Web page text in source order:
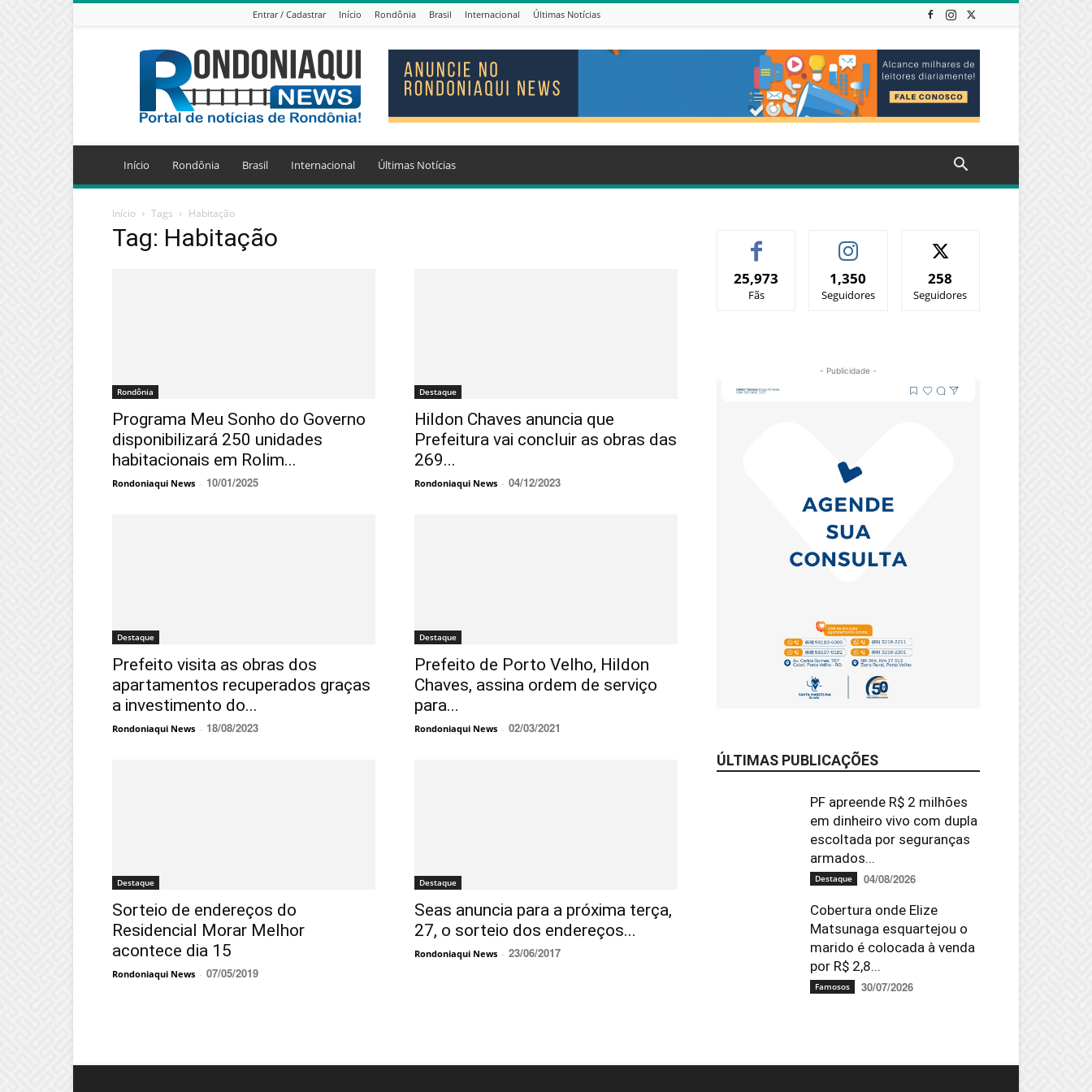
Entrar / Cadastrar Início Rondônia Brasil Internacional Últimas Notícias
Jornal
Eletrônico
Rondoniaqui
News
Início Rondônia Brasil Internacional Últimas Notícias
Início Tags Habitação
Tag: Habitação
Rondônia
Programa Meu Sonho do Governo
disponibilizará 250 unidades
habitacionais em Rolim...
Rondoniaqui News - 10/01/2025
Destaque
Hildon Chaves anuncia que
Prefeitura vai concluir as obras das
269...
Rondoniaqui News - 04/12/2023
Destaque
Prefeito visita as obras dos
apartamentos recuperados graças
a investimento do...
Rondoniaqui News - 18/08/2023
Destaque
Prefeito de Porto Velho, Hildon
Chaves, assina ordem de serviço
para...
Rondoniaqui News - 02/03/2021
Destaque
Sorteio de endereços do
Residencial Morar Melhor
acontece dia 15
Rondoniaqui News - 07/05/2019
Destaque
Seas anuncia para a próxima terça,
27, o sorteio dos endereços...
Rondoniaqui News - 23/06/2017
25,973
Fãs
1,350
Seguidores
258
Seguidores
- Publicidade -
ÚLTIMAS PUBLICAÇÕES
PF apreende R$ 2 milhões
em dinheiro vivo com dupla
escoltada por seguranças
armados...
Destaque 04/08/2026
Cobertura onde Elize
Matsunaga esquartejou o
marido é colocada à venda
por R$ 2,8...
Famosos 30/07/2026